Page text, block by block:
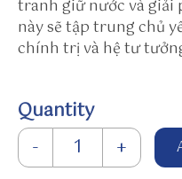
ip
.f
m
u
n
w
in
tranh giữ nước và giải
này sẽ tập trung chủ
chính trị và hệ tư
Quantity
-
Nông thôn Việt
+